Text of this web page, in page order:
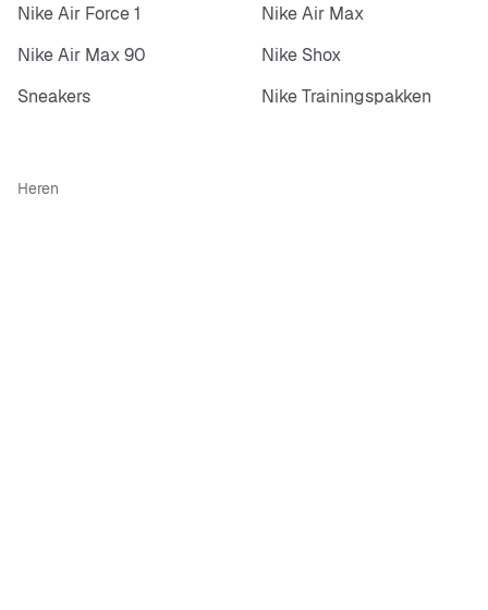
Nike Air Force 1
Nike Air Max
Nike Air Max 90
Nike Shox
Sneakers
Nike Trainingspakken
Heren